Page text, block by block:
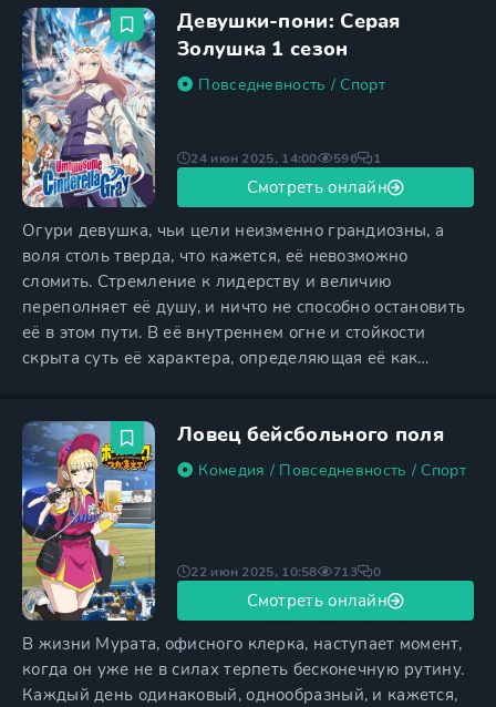
вниманием стал постоянным спутником Кабоку. Одна
мысль о том, что он окажется в центре всеобщего
любопытства, пробуждала
Девушки-пони: Серая
Золушка 1 сезон
Повседневность / Спорт
Огури девушка, чьи цели неизменно грандиозны, а
воля столь тверда, что кажется, её невозможно
сломить. Стремление к лидерству и величию
переполняет её душу, и ничто не способно остановить
её в этом пути. В её внутреннем огне и стойкости
скрыта суть её характера, определяющая её как
сверстников, а впереди её ждёт дорога, ведущая к
статусу легенды, символизирующей независимость и
мощь, способную
24 июн 2025, 14:00 596 1
Смотреть онлайн
Ловец бейсбольного поля
Комедия / Повседневность / Спорт
В жизни Мурата, офисного клерка, наступает момент,
когда он уже не в силах терпеть бесконечную рутину.
Каждый день одинаковый, однообразный, и кажется,
22 июн 2025, 10:58 713 0
Смотреть онлайн